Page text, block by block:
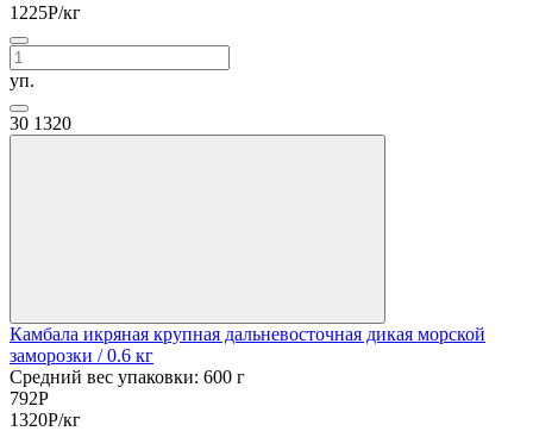
1225Р/кг
уп.
30 1320
Камбала икряная крупная дальневосточная дикая морской
заморозки / 0.6 кг
Средний вес упаковки: 600 г
792Р
1320Р/кг